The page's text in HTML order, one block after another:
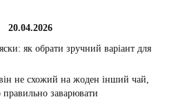
20.04.2026
як обрати зручний варіант для
не схожий на жоден інший чай,
заварювати